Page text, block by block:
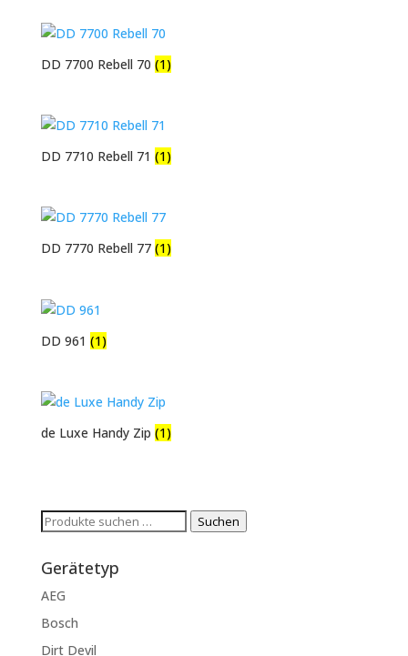
DD 7700 Rebell 70 (1)
DD 7710 Rebell 71 (1)
DD 7770 Rebell 77 (1)
DD 961 (1)
de Luxe Handy Zip (1)
Suchen
Suchen
Gerätetyp
AEG
Bosch
Dirt Devil